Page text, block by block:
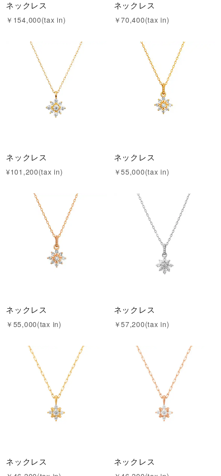
ネックレス
￥154,000(tax in)
ネックレス
￥70,400(tax in)
ネックレス
¥101,200(tax in)
ネックレス
￥55,000(tax in)
ネックレス
￥55,000(tax in)
ネックレス
￥57,200(tax in)
ネックレス ネックレス